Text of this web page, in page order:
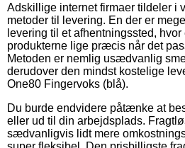
Adskillige internet firmaer tildeler i
metoder til levering. En der er
levering til et afhentningssted,
produkterne lige præcis når det
Metoden er nemlig usædvanlig
derudover den mindst kostelige
One80 Fingervoks (blå).
Du burde endvidere påtænke at
eller ud til din arbejdsplads.
sædvanligvis lidt mere